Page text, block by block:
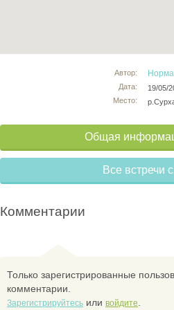
Автор:
Дата:
Место:
19/05/
Общая
Все встречи
Комментарии
Только зарегистрированные
комментарии.
Зарегистрируйтесь или войдите